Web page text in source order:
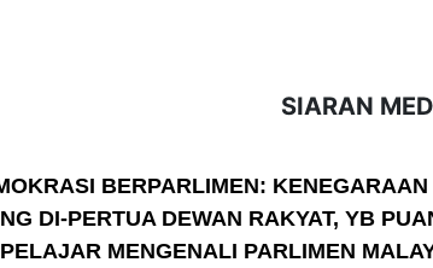
SIARAN
BERPARLIMEN:
DI-PERTUA DEWAN RAKYAT, YB
PELAJAR MENGENALI PARLIMEN